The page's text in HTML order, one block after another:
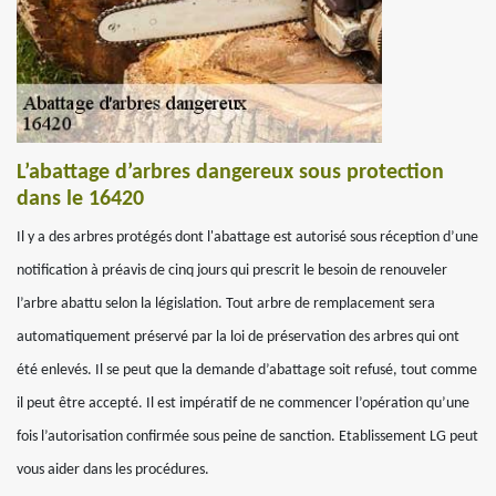
L’abattage d’arbres dangereux sous protection
dans le 16420
Il y a des arbres protégés dont l'abattage est autorisé sous réception d’une
notification à préavis de cinq jours qui prescrit le besoin de renouveler
l’arbre abattu selon la législation. Tout arbre de remplacement sera
automatiquement préservé par la loi de préservation des arbres qui ont
été enlevés. Il se peut que la demande d’abattage soit refusé, tout comme
il peut être accepté. Il est impératif de ne commencer l’opération qu’une
fois l’autorisation confirmée sous peine de sanction. Etablissement LG peut
vous aider dans les procédures.